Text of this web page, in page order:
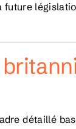
future
détaillé